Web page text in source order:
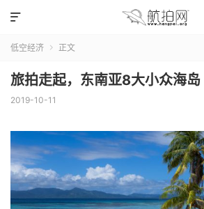

低空经济  正文
旅拍走起，东南亚8大小众海
2019-10-11